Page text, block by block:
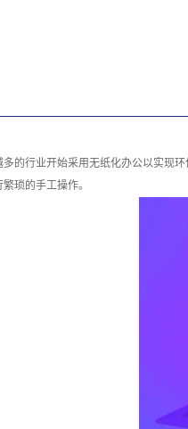
的行业开始采用无纸化办公以实现
琐的手工操作。